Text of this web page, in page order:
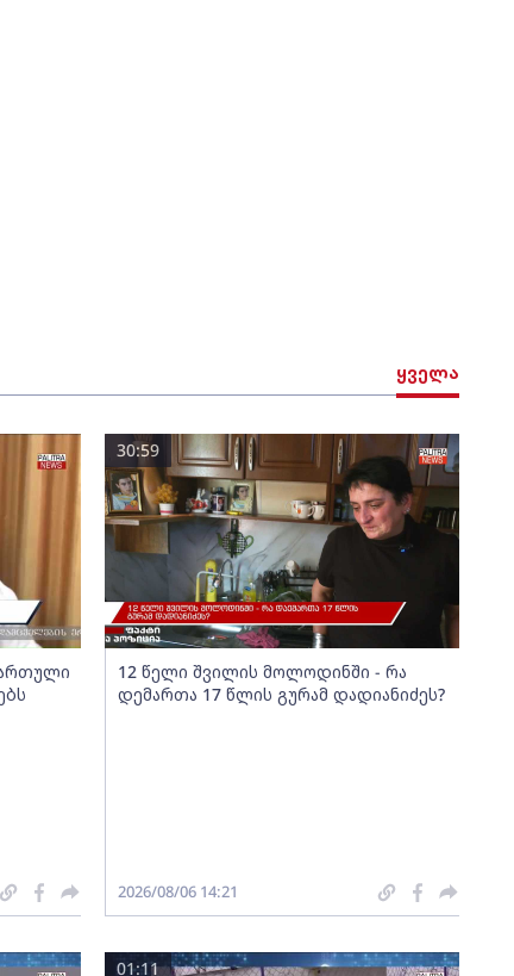
ყველა
12 წელი შვილის მოლოდინში - რა
დემართა 17 წლის გურამ დადიანიძეს?
30:59
2026/08/06 14:21
01:11